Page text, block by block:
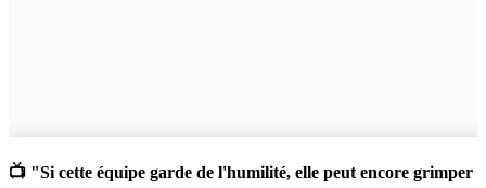
📺 "Si cette équipe garde de l'humilité, elle peut encore grimper